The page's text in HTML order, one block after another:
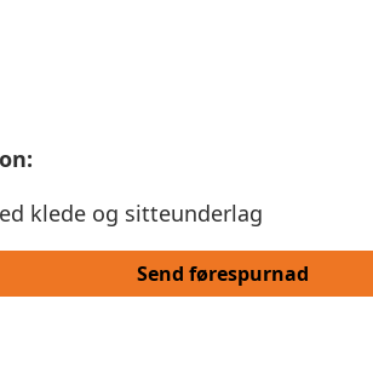
klede og sitteunderlag
Send førespurnad